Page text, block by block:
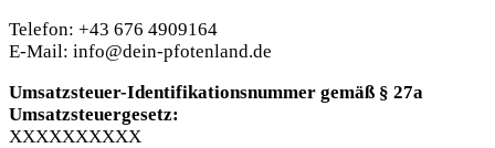
Telefon: +43 676 4909164
E-Mail: info@dein-pfotenland.de
Umsatzsteuer-Identifikationsnummer gemäß § 27a
Umsatzsteuergesetz:
XXXXXXXXXX